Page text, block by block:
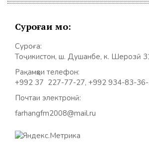
Суроғаи мо:
Суроға:
Тоҷикистон, ш. Душанбе, к. Шерозӣ
Рақамҳои телефон:
+992 37 227-77-27, +992 934-83-
Почтаи электронӣ:
farhangfm2008@mail.ru